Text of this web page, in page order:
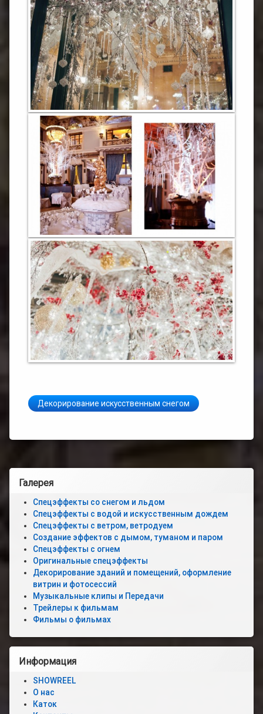
Декорирование искусственным снегом
Левая
боковая
панель
Галерея
Спецэффекты со снегом и льдом
Спецэффекты с водой и искусственным дождем
Спецэффекты с ветром, ветродуем
Создание эффектов с дымом, туманом и паром
Спецэффекты с огнем
Оригинальные спецэффекты
Декорирование зданий и помещений, оформление
витрин и фотосессий
Музыкальные клипы и Передачи
Трейлеры к фильмам
Фильмы о фильмах
Информация
SHOWREEL
О нас
Каток